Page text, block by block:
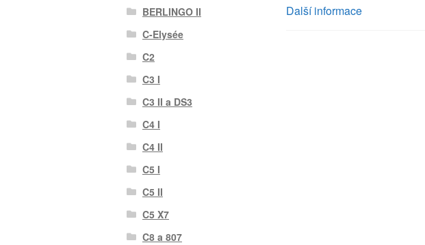
Další informace
BERLINGO II
C-Elysée
C2
C3 I
C3 II a DS3
C4 I
C4 II
C5 I
C5 II
C5 X7
C8 a 807